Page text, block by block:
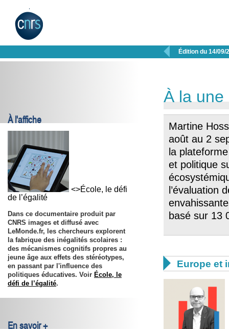
 Édition du 14/09/
À l'affiche
<>École, le défi
de l’égalité
Dans ce documentaire produit par
CNRS images et diffusé avec
LeMonde.fr, les chercheurs explorent
la fabrique des inégalités scolaires :
des mécanismes cognitifs propres au
jeune âge aux effets des stéréotypes,
en passant par l'influence des
politiques éducatives. Voir École, le
défi de l’égalité.
En savoir +
À la une
Martine
août au 2
la
et politique
l’évaluation
basé sur 13
 Europe et